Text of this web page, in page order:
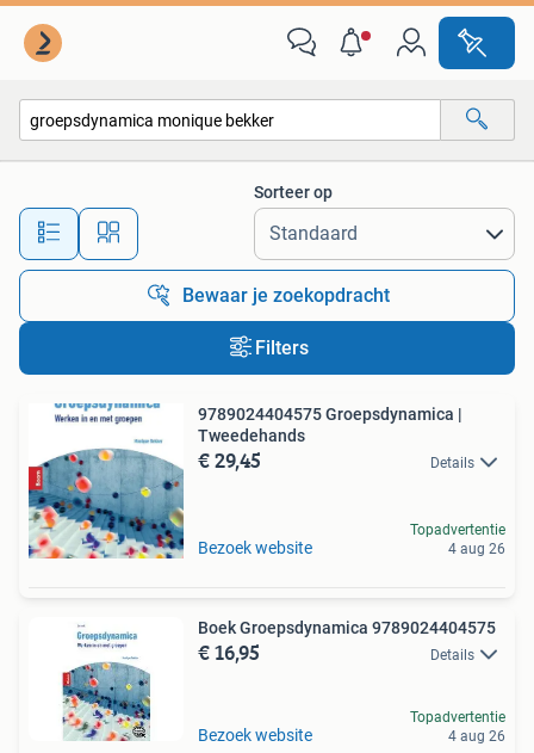
Alle afstanden…
Sorteer op
Bewaar je zoekopdracht
Filters
9789024404575 Groepsdynamica |
Tweedehands
€ 29,45 Details
Bezoek website
Topadvertentie
4 aug 26
Boek Groepsdynamica 9789024404575
€ 16,95 Details
Bezoek website
Topadvertentie
4 aug 26